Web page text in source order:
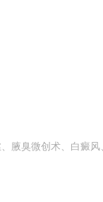
腋臭微创术、白癜